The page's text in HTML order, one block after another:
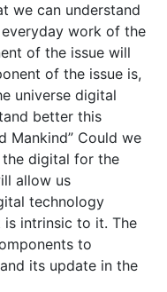
we can understand
work of the
of the issue will
of the issue is,
universe digital
better this
Mankind” Could we
digital for the
allow us
technology
is intrinsic to it. The
to
its update in the